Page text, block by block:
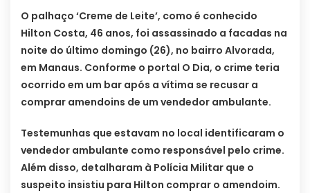
O palhaço ‘Creme de Leite’, como é conhecido
Hilton Costa, 46 anos, foi assassinado a facadas na
noite do último domingo (26), no bairro Alvorada,
em Manaus. Conforme o portal O Dia, o crime teria
ocorrido em um bar após a vítima se recusar a
comprar amendoins de um vendedor ambulante.
Testemunhas que estavam no local identificaram o
vendedor ambulante como responsável pelo crime.
Além disso, detalharam à Polícia Militar que o
suspeito insistiu para Hilton comprar o amendoim.